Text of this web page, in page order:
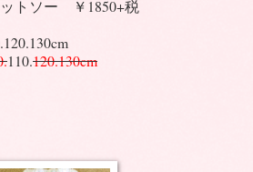
トソー ￥1850+税
110.120.130cm